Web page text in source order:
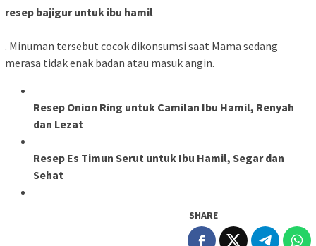
resep bajigur untuk ibu hamil
. Minuman tersebut cocok dikonsumsi saat Mama sedang
merasa tidak enak badan atau masuk angin.
Resep Onion Ring untuk Camilan Ibu Hamil, Renyah
dan Lezat
Resep Es Timun Serut untuk Ibu Hamil, Segar dan
Sehat
SHARE